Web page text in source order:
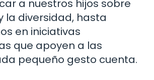
a nuestros hijos sobre
la diversidad, hasta
en iniciativas
que apoyen a las
pequeño gesto cuenta.